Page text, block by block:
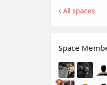
All spaces
Space